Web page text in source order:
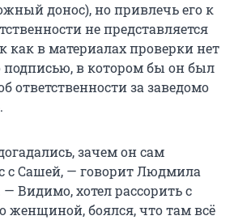
донос), но привлечь его к
не представляется
в материалах проверки нет
подписью, в котором бы он был
ответственности за заведомо
зачем он сам
с Сашей, — говорит Людмила
Видимо, хотел рассорить с
женщиной, боялся, что там всё